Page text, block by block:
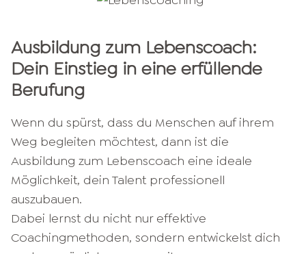
Ausbildung zum Lebenscoach:
Dein Einstieg in eine erfüllende
Berufung
Wenn du spürst, dass du Menschen auf ihrem
Weg begleiten möchtest, dann ist die
Ausbildung zum Lebenscoach eine ideale
Möglichkeit, dein Talent professionell
auszubauen.
Dabei lernst du nicht nur effektive
Coachingmethoden, sondern entwickelst dich